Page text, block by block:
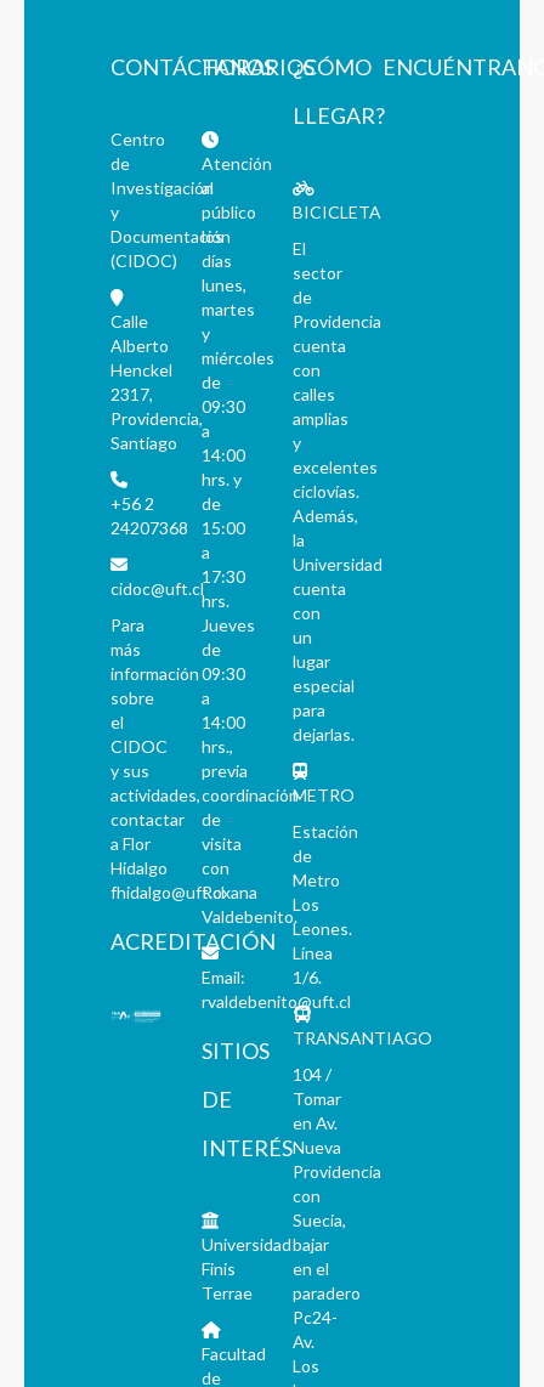
CONTÁCTANOS
Centro
de
Investigación
y
Documentación
(CIDOC)
Calle
Alberto
Henckel
2317,
Providencia,
Santiago
+56 2
24207368
cidoc@uft.cl
Para
más
información
sobre
el
CIDOC
y sus
actividades,
contactar
a Flor
Hidalgo
fhidalgo@uft.cl
ACREDITACIÓN
HORARIOS
Atención
al
público
los
días
lunes,
martes
y
miércoles
de
09:30
a
14:00
hrs. y
de
15:00
a
17:30
hrs.
Jueves
de
09:30
a
14:00
hrs.,
previa
coordinación
de
visita
con
Roxana
Valdebenito.
Email:
rvaldebenito@uft.cl
SITIOS
DE
INTERÉS
Universidad
Finis
Terrae
Facultad
de
¿CÓMO
LLEGAR?
BICICLETA
El
sector
de
Providencia
cuenta
con
calles
amplias
y
excelentes
ciclovías.
Además,
la
Universidad
cuenta
con
un
lugar
especial
para
dejarlas.
METRO
Estación
de
Metro
Los
Leones.
Línea
1/6.
TRANSANTIAGO
104 /
Tomar
en Av.
Nueva
Providencia
con
Suecia,
bajar
en el
paradero
Pc24-
Av.
Los